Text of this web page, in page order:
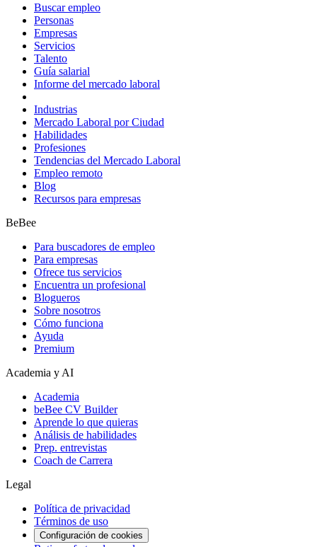
Buscar empleo
Personas
Empresas
Servicios
Talento
Guía salarial
Informe del mercado laboral
Industrias
Mercado Laboral por Ciudad
Habilidades
Profesiones
Tendencias del Mercado Laboral
Empleo remoto
Blog
Recursos para empresas
BeBee
Para buscadores de empleo
Para empresas
Ofrece tus servicios
Encuentra un profesional
Blogueros
Sobre nosotros
Cómo funciona
Ayuda
Premium
Academia y AI
Academia
beBee CV Builder
Aprende lo que quieras
Análisis de habilidades
Prep. entrevistas
Coach de Carrera
Legal
Política de privacidad
Términos de uso
Configuración de cookies